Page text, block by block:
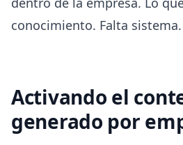
conocimiento. Falta sistema.
Activando el
generado por